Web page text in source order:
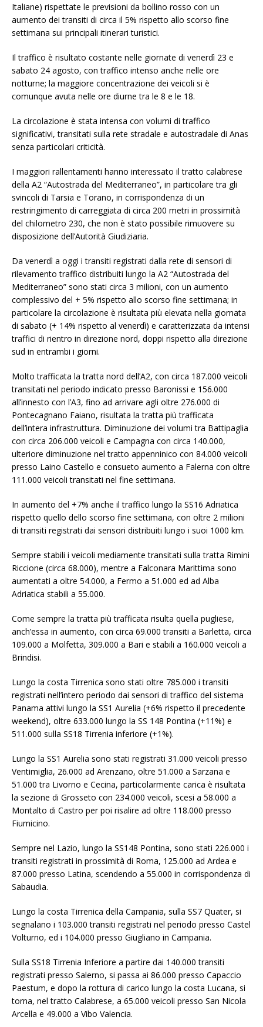
Italiane) rispettate le previsioni da bollino rosso con un
aumento dei transiti di circa il 5% rispetto allo scorso fine
settimana sui principali itinerari turistici.
Il traffico è risultato costante nelle giornate di venerdì 23 e
sabato 24 agosto, con traffico intenso anche nelle ore
notturne; la maggiore concentrazione dei veicoli si è
comunque avuta nelle ore diurne tra le 8 e le 18.
La circolazione è stata intensa con volumi di traffico
significativi, transitati sulla rete stradale e autostradale di Anas
senza particolari criticità.
I maggiori rallentamenti hanno interessato il tratto calabrese
della A2 “Autostrada del Mediterraneo”, in particolare tra gli
svincoli di Tarsia e Torano, in corrispondenza di un
restringimento di carreggiata di circa 200 metri in prossimità
del chilometro 230, che non è stato possibile rimuovere su
disposizione dell’Autorità Giudiziaria.
Da venerdì a oggi i transiti registrati dalla rete di sensori di
rilevamento traffico distribuiti lungo la A2 “Autostrada del
Mediterraneo” sono stati circa 3 milioni, con un aumento
complessivo del + 5% rispetto allo scorso fine settimana; in
particolare la circolazione è risultata più elevata nella giornata
di sabato (+ 14% rispetto al venerdì) e caratterizzata da intensi
traffici di rientro in direzione nord, doppi rispetto alla direzione
sud in entrambi i giorni.
Molto trafficata la tratta nord dell’A2, con circa 187.000 veicoli
transitati nel periodo indicato presso Baronissi e 156.000
all’innesto con l’A3, fino ad arrivare agli oltre 276.000 di
Pontecagnano Faiano, risultata la tratta più trafficata
dell’intera infrastruttura. Diminuzione dei volumi tra Battipaglia
con circa 206.000 veicoli e Campagna con circa 140.000,
ulteriore diminuzione nel tratto appenninico con 84.000 veicoli
presso Laino Castello e consueto aumento a Falerna con oltre
111.000 veicoli transitati nel fine settimana.
In aumento del +7% anche il traffico lungo la SS16 Adriatica
rispetto quello dello scorso fine settimana, con oltre 2 milioni
di transiti registrati dai sensori distribuiti lungo i suoi 1000 km.
Sempre stabili i veicoli mediamente transitati sulla tratta Rimini
Riccione (circa 68.000), mentre a Falconara Marittima sono
aumentati a oltre 54.000, a Fermo a 51.000 ed ad Alba
Adriatica stabili a 55.000.
Come sempre la tratta più trafficata risulta quella pugliese,
anch’essa in aumento, con circa 69.000 transiti a Barletta, circa
109.000 a Molfetta, 309.000 a Bari e stabili a 160.000 veicoli a
Brindisi.
Lungo la costa Tirrenica sono stati oltre 785.000 i transiti
registrati nell’intero periodo dai sensori di traffico del sistema
Panama attivi lungo la SS1 Aurelia (+6% rispetto il precedente
weekend), oltre 633.000 lungo la SS 148 Pontina (+11%) e
511.000 sulla SS18 Tirrenia inferiore (+1%).
Lungo la SS1 Aurelia sono stati registrati 31.000 veicoli presso
Ventimiglia, 26.000 ad Arenzano, oltre 51.000 a Sarzana e
51.000 tra Livorno e Cecina, particolarmente carica è risultata
la sezione di Grosseto con 234.000 veicoli, scesi a 58.000 a
Montalto di Castro per poi risalire ad oltre 118.000 presso
Fiumicino.
Sempre nel Lazio, lungo la SS148 Pontina, sono stati 226.000 i
transiti registrati in prossimità di Roma, 125.000 ad Ardea e
87.000 presso Latina, scendendo a 55.000 in corrispondenza di
Sabaudia.
Lungo la costa Tirrenica della Campania, sulla SS7 Quater, si
segnalano i 103.000 transiti registrati nel periodo presso Castel
Volturno, ed i 104.000 presso Giugliano in Campania.
Sulla SS18 Tirrenia Inferiore a partire dai 140.000 transiti
registrati presso Salerno, si passa ai 86.000 presso Capaccio
Paestum, e dopo la rottura di carico lungo la costa Lucana, si
torna, nel tratto Calabrese, a 65.000 veicoli presso San Nicola
Arcella e 49.000 a Vibo Valencia.